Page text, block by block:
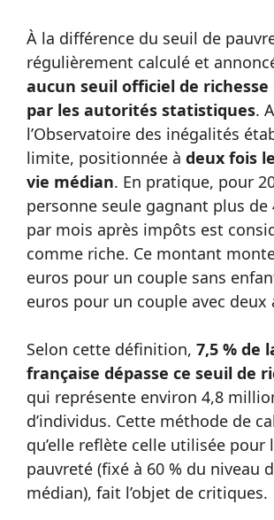
À la différence du seuil de
régulièrement calculé et
aucun seuil officiel de richesse
par les autorités statistiques.
l’Observatoire des inégalités
limite, positionnée à deux fois
vie médian. En pratique, pour
personne seule gagnant plus de
par mois après impôts est
comme riche. Ce montant
euros pour un couple sans
euros pour un couple avec deux
Selon cette définition, 7,5 % de
française dépasse ce seuil de
qui représente environ 4,8
d’individus. Cette méthode de
qu’elle reflète celle utilisée pour
pauvreté (fixé à 60 % du niveau
médian), fait l’objet de critiques.